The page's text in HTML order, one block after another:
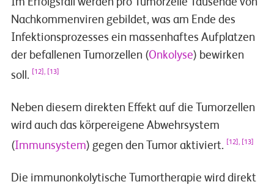
Nachkommenviren gebildet, was am Ende des
Infektionsprozesses ein massenhaftes Aufplatzen
der befallenen Tumorzellen (Onkolyse) bewirken
soll.
[12], [13]
Neben diesem direkten Effekt auf die Tumorzellen
wird auch das körpereigene Abwehrsystem
(Immunsystem) gegen den Tumor aktiviert. [12], [13]
Die immunonkolytische Tumortherapie wird direkt